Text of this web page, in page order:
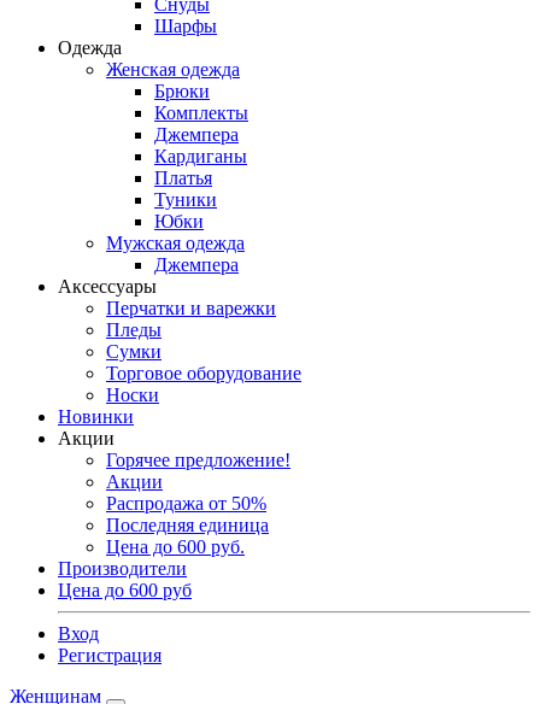
Снуды
Шарфы
Одежда
Женская одежда
Брюки
Комплекты
Джемпера
Кардиганы
Платья
Туники
Юбки
Мужская одежда
Джемпера
Аксессуары
Перчатки и варежки
Пледы
Сумки
Торговое оборудование
Носки
Новинки
Акции
Горячее предложение!
Акции
Распродажа от 50%
Последняя единица
Цена до 600 руб.
Производители
Цена до 600 руб
Вход
Регистрация
Женщинам